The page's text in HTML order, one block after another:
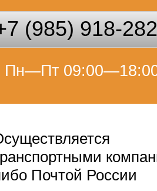
(985) 918-
Пн—Пт
Почтой России